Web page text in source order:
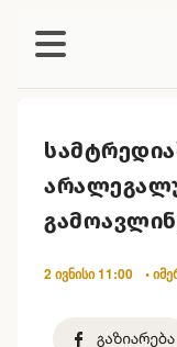
2 ივნისი 11:00 •